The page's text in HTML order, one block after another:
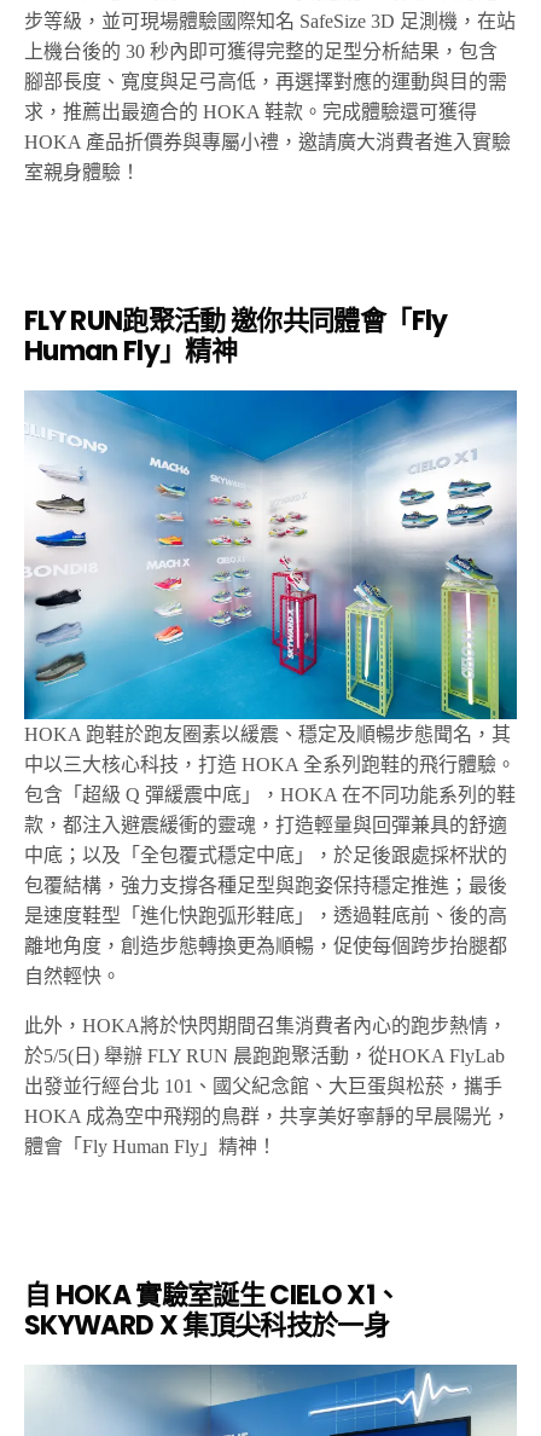
步等級，並可現場體驗國際知名 SafeSize 3D 足測機，在站
上機台後的30秒內即可獲得完整的足型分析結果，包含
腳部長度、寬度與足弓高低，再選擇對應的運動與目的需
求，推薦出最適合的HOKA鞋款。完成體驗還可獲得
HOKA 產品折價券與專屬小禮，邀請廣大消費者進入實驗
室親身體驗！
FLY RUN跑聚活動邀你共同體會「Fly
Human Fly」精神
HOKA 跑鞋於跑友圈素以緩震、穩定及順暢步態聞名，其
中以三大核心科技，打造HOKA全系列跑鞋的飛行體驗。
包含「超級Q 彈緩震中底」，HOKA在不同功能系列的鞋
款，都注入避震緩衝的靈魂，打造輕量與回彈兼具的舒適
中底；以及「全包覆式穩定中底」，於足後跟處採杯狀的
包覆結構，強力支撐各種足型與跑姿保持穩定推進；最後
是速度鞋型「進化快跑弧形鞋底」，透過鞋底前、後的高
離地角度，創造步態轉換更為順暢，促使每個跨步抬腿都
自然輕快。
此外， HOKA將於快閃期間召集消費者內心的跑步熱情，
於5/5( 日 )舉辦FLY RUN 晨跑跑聚活動，從HOKA FlyLab
出發並行經台北 101 、國父紀念館、大巨蛋與松菸，攜手
HOKA 成為空中飛翔的鳥群，共享美好寧靜的早晨陽光，
體會「 Fly Human Fly 」精神！
自 HOKA實驗室誕生CIELO X1 、
SKYWARD X集頂尖科技於一身